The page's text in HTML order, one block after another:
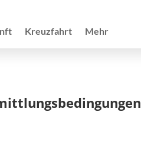
Kreuzfahrt Mehr